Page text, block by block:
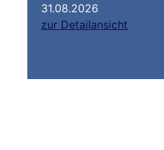
31.08.2026
zur Detailansicht